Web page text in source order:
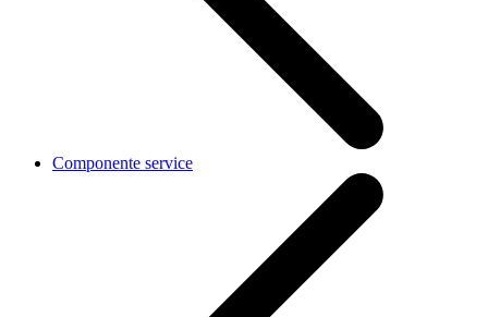
Componente service